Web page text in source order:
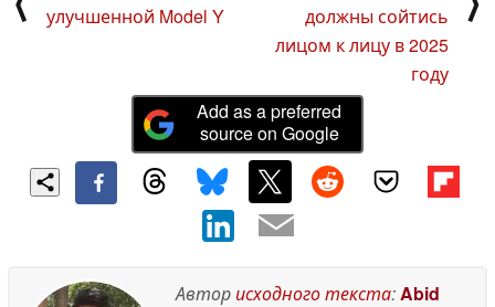
улучшенной Model Y
должны сойтись
лицом к лицу в 2025
году
Add as a preferred
source on Google
Авторисходного текста: Abid